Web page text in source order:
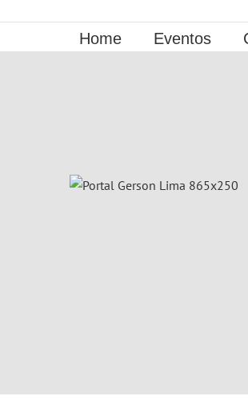
o
Home Eventos